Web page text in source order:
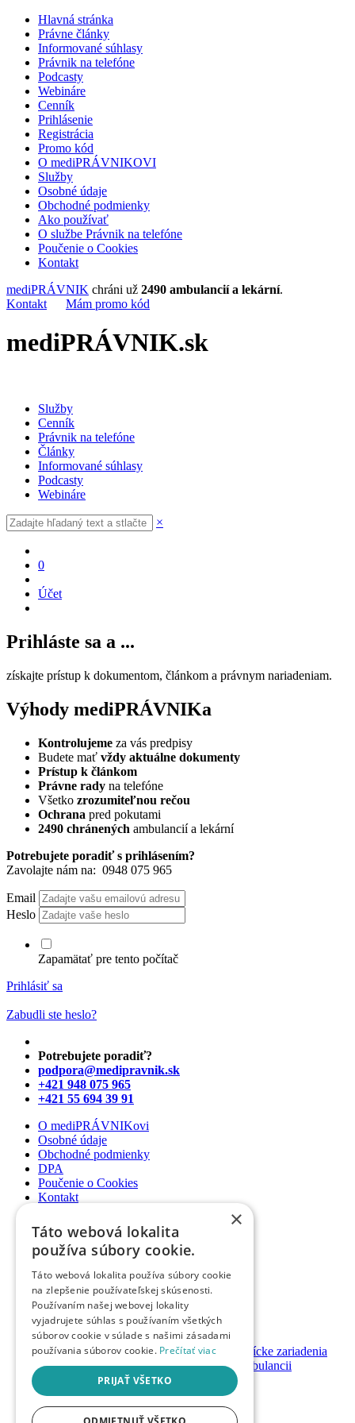
Hlavná stránka
Právne články
Informované súhlasy
Právnik na telefóne
Podcasty
Webináre
Cenník
Prihlásenie
Registrácia
Promo kód
O mediPRÁVNIKOVI
Služby
Osobné údaje
Obchodné podmienky
Ako používať
O službe Právnik na telefóne
Poučenie o Cookies
Kontakt
mediPRÁVNIK chráni už 2490 ambulancií a lekární.
Kontakt
Mám promo kód
mediPRÁVNIK.sk
Služby
Cenník
Právnik na telefóne
Články
Informované súhlasy
Podcasty
Webináre
×
0
Účet
Prihláste sa a ...
získajte prístup k dokumentom, článkom a právnym nariadeniam.
Výhody mediPRÁVNIKa
Kontrolujeme za vás predpisy
Budete mať vždy aktuálne dokumenty
Prístup k článkom
Právne rady na telefóne
Všetko zrozumiteľnou rečou
Ochrana pred pokutami
2490 chránených ambulancií a lekární
Potrebujete poradiť s prihlásením?
Zavolajte nám na: 0948 075 965
Email
Heslo
Zapamätať pre tento počítač
Prihlásiť sa
Zabudli ste heslo?
Potrebujete poradiť?
podpora@medipravnik.sk
+421 948 075 965
+421 55 694 39 91
O mediPRÁVNIKovi
Osobné údaje
Obchodné podmienky
DPA
Poučenie o Cookies
Kontakt
Newsletter
Články
Podcasty
Informované súhlasy
Právny web pre ambulancie
Právnik na telefóne
GDPR ambulancie / lekárne
Systémy bezpečnosti pacienta pre zdravotnícke zariadenia
Nastavenie priamych platieb pacienta v ambulancii
Založenie / prevody ambulancií a lekární
Registrácia
×
Táto webová lokalita
používa súbory cookie.
Táto webová lokalita používa súbory cookie
na zlepšenie používateľskej skúsenosti.
Používaním našej webovej lokality
vyjadrujete súhlas s používaním všetkých
súborov cookie v súlade s našimi zásadami
používania súborov cookie. Prečítať viac
PRIJAŤ VŠETKO